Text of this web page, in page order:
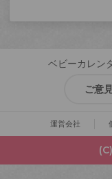
ベビーカレン
ご意
運営会社